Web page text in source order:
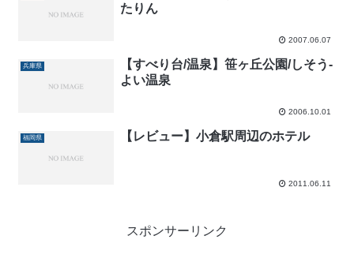
たりん
2007.06.07
兵庫県
【すべり台/温泉】笹ヶ丘公園/しそう-
よい温泉
2006.10.01
福岡県 【レビュー】小倉駅周辺のホテル
2011.06.11
スポンサーリンク